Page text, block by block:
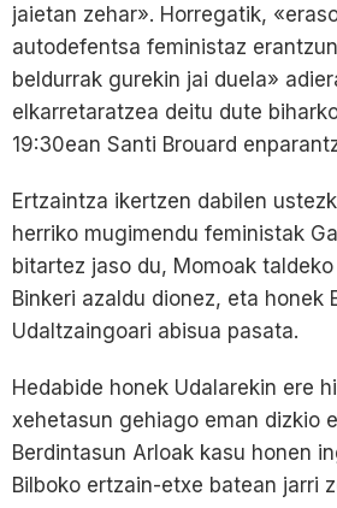
jaietan zehar». Horregatik,
autodefentsa feministaz
beldurrak gurekin jai duela»
elkarretaratzea deitu dute
19:30ean Santi Brouard
Ertzaintza ikertzen dabilen
herriko mugimendu feministak
bitartez jaso du, Momoak
Binkeri azaldu dionez, eta honek
Udaltzaingoari abisua pasata.
Hedabide honek Udalarekin ere
xehetasun gehiago eman dizkio
Berdintasun Arloak kasu honen
Bilboko ertzain-etxe batean jarri